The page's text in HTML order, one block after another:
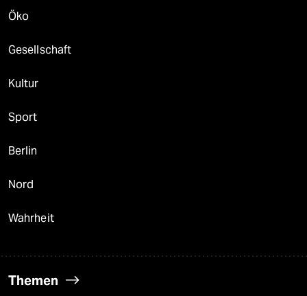
Öko
Gesellschaft
Kultur
Sport
Berlin
Nord
Wahrheit
Themen